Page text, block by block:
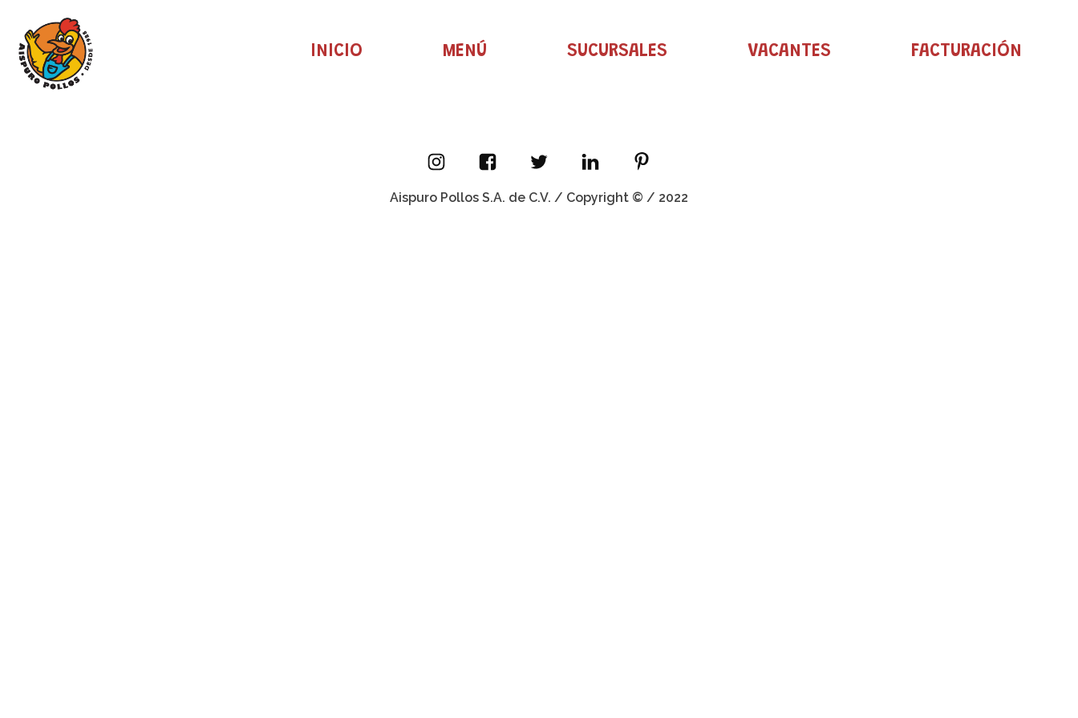
INICIO MENÚ SUCURSALES VACANTES FACTURACIÓN
Aispuro Pollos S.A. de C.V. / Copyright © / 2022